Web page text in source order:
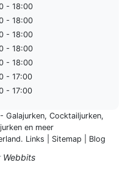
- 18:00
- 18:00
- 18:00
- 18:00
- 18:00
- 17:00
- 17:00
Galajurken, Cocktailjurken,
en meer
. Links Sitemap Blog
Webbits